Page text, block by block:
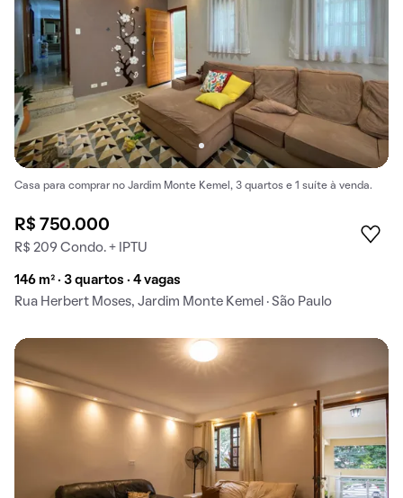
Casa para comprar no Jardim Monte Kemel, 3 quartos e 1 suíte à venda.
R$ 750.000
R$ 209 Condo. + IPTU
146 m² · 3 quartos · 4 vagas
Rua Herbert Moses, Jardim Monte Kemel · São Paulo